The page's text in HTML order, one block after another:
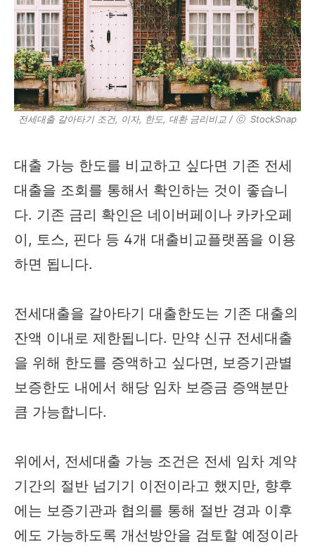
전세대출 갈아타기 조건, 이자, 한도, 대환 금리비교 / ⓒ StockSnap
대출 가능 한도를 비교하고 싶다면 기존 전세
대출을 조회를 통해서 확인하는 것이 좋습니
다. 기존 금리 확인은 네이버페이나 카카오페
이, 토스, 핀다 등 4개 대출비교플랫폼을 이용
하면 됩니다.
전세대출을 갈아타기 대출한도는 기존 대출의
잔액 이내로 제한됩니다. 만약 신규 전세대출
을 위해 한도를 증액하고 싶다면, 보증기관별
보증한도 내에서 해당 임차 보증금 증액분만
큼 가능합니다.
위에서, 전세대출 가능 조건은 전세 임차 계약
기간의 절반 넘기기 이전이라고 했지만, 향후
에는 보증기관과 협의를 통해 절반 경과 이후
에도 가능하도록 개선방안을 검토할 예정이라